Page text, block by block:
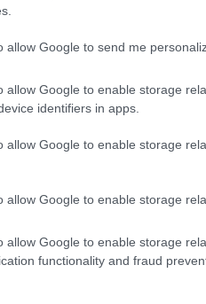
allow Google to send me
allow Google to enable storage
identifiers in apps.
allow Google to enable storage
allow Google to enable storage
allow Google to enable storage
functionality and fraud
παραμένουν
έχει σταματήσει,
τίποτα να ζηλέψει
Ντιέγκο μέχρι το Λος